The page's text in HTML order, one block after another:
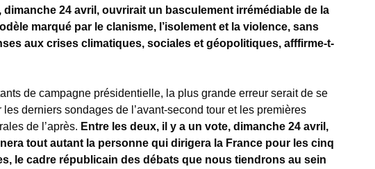
dimanche 24 avril, ouvrirait un basculement irrémédiable de la
marqué par le clanisme, l’isolement et la violence, sans
aux crises climatiques, sociales et géopolitiques, afffirme-t-
de campagne présidentielle, la plus grande erreur serait de se
les derniers sondages de l’avant-second tour et les premières
de l’après. Entre les deux, il y a un vote, dimanche 24 avril,
tout autant la personne qui dirigera la France pour les cinq
le cadre républicain des débats que nous tiendrons au sein